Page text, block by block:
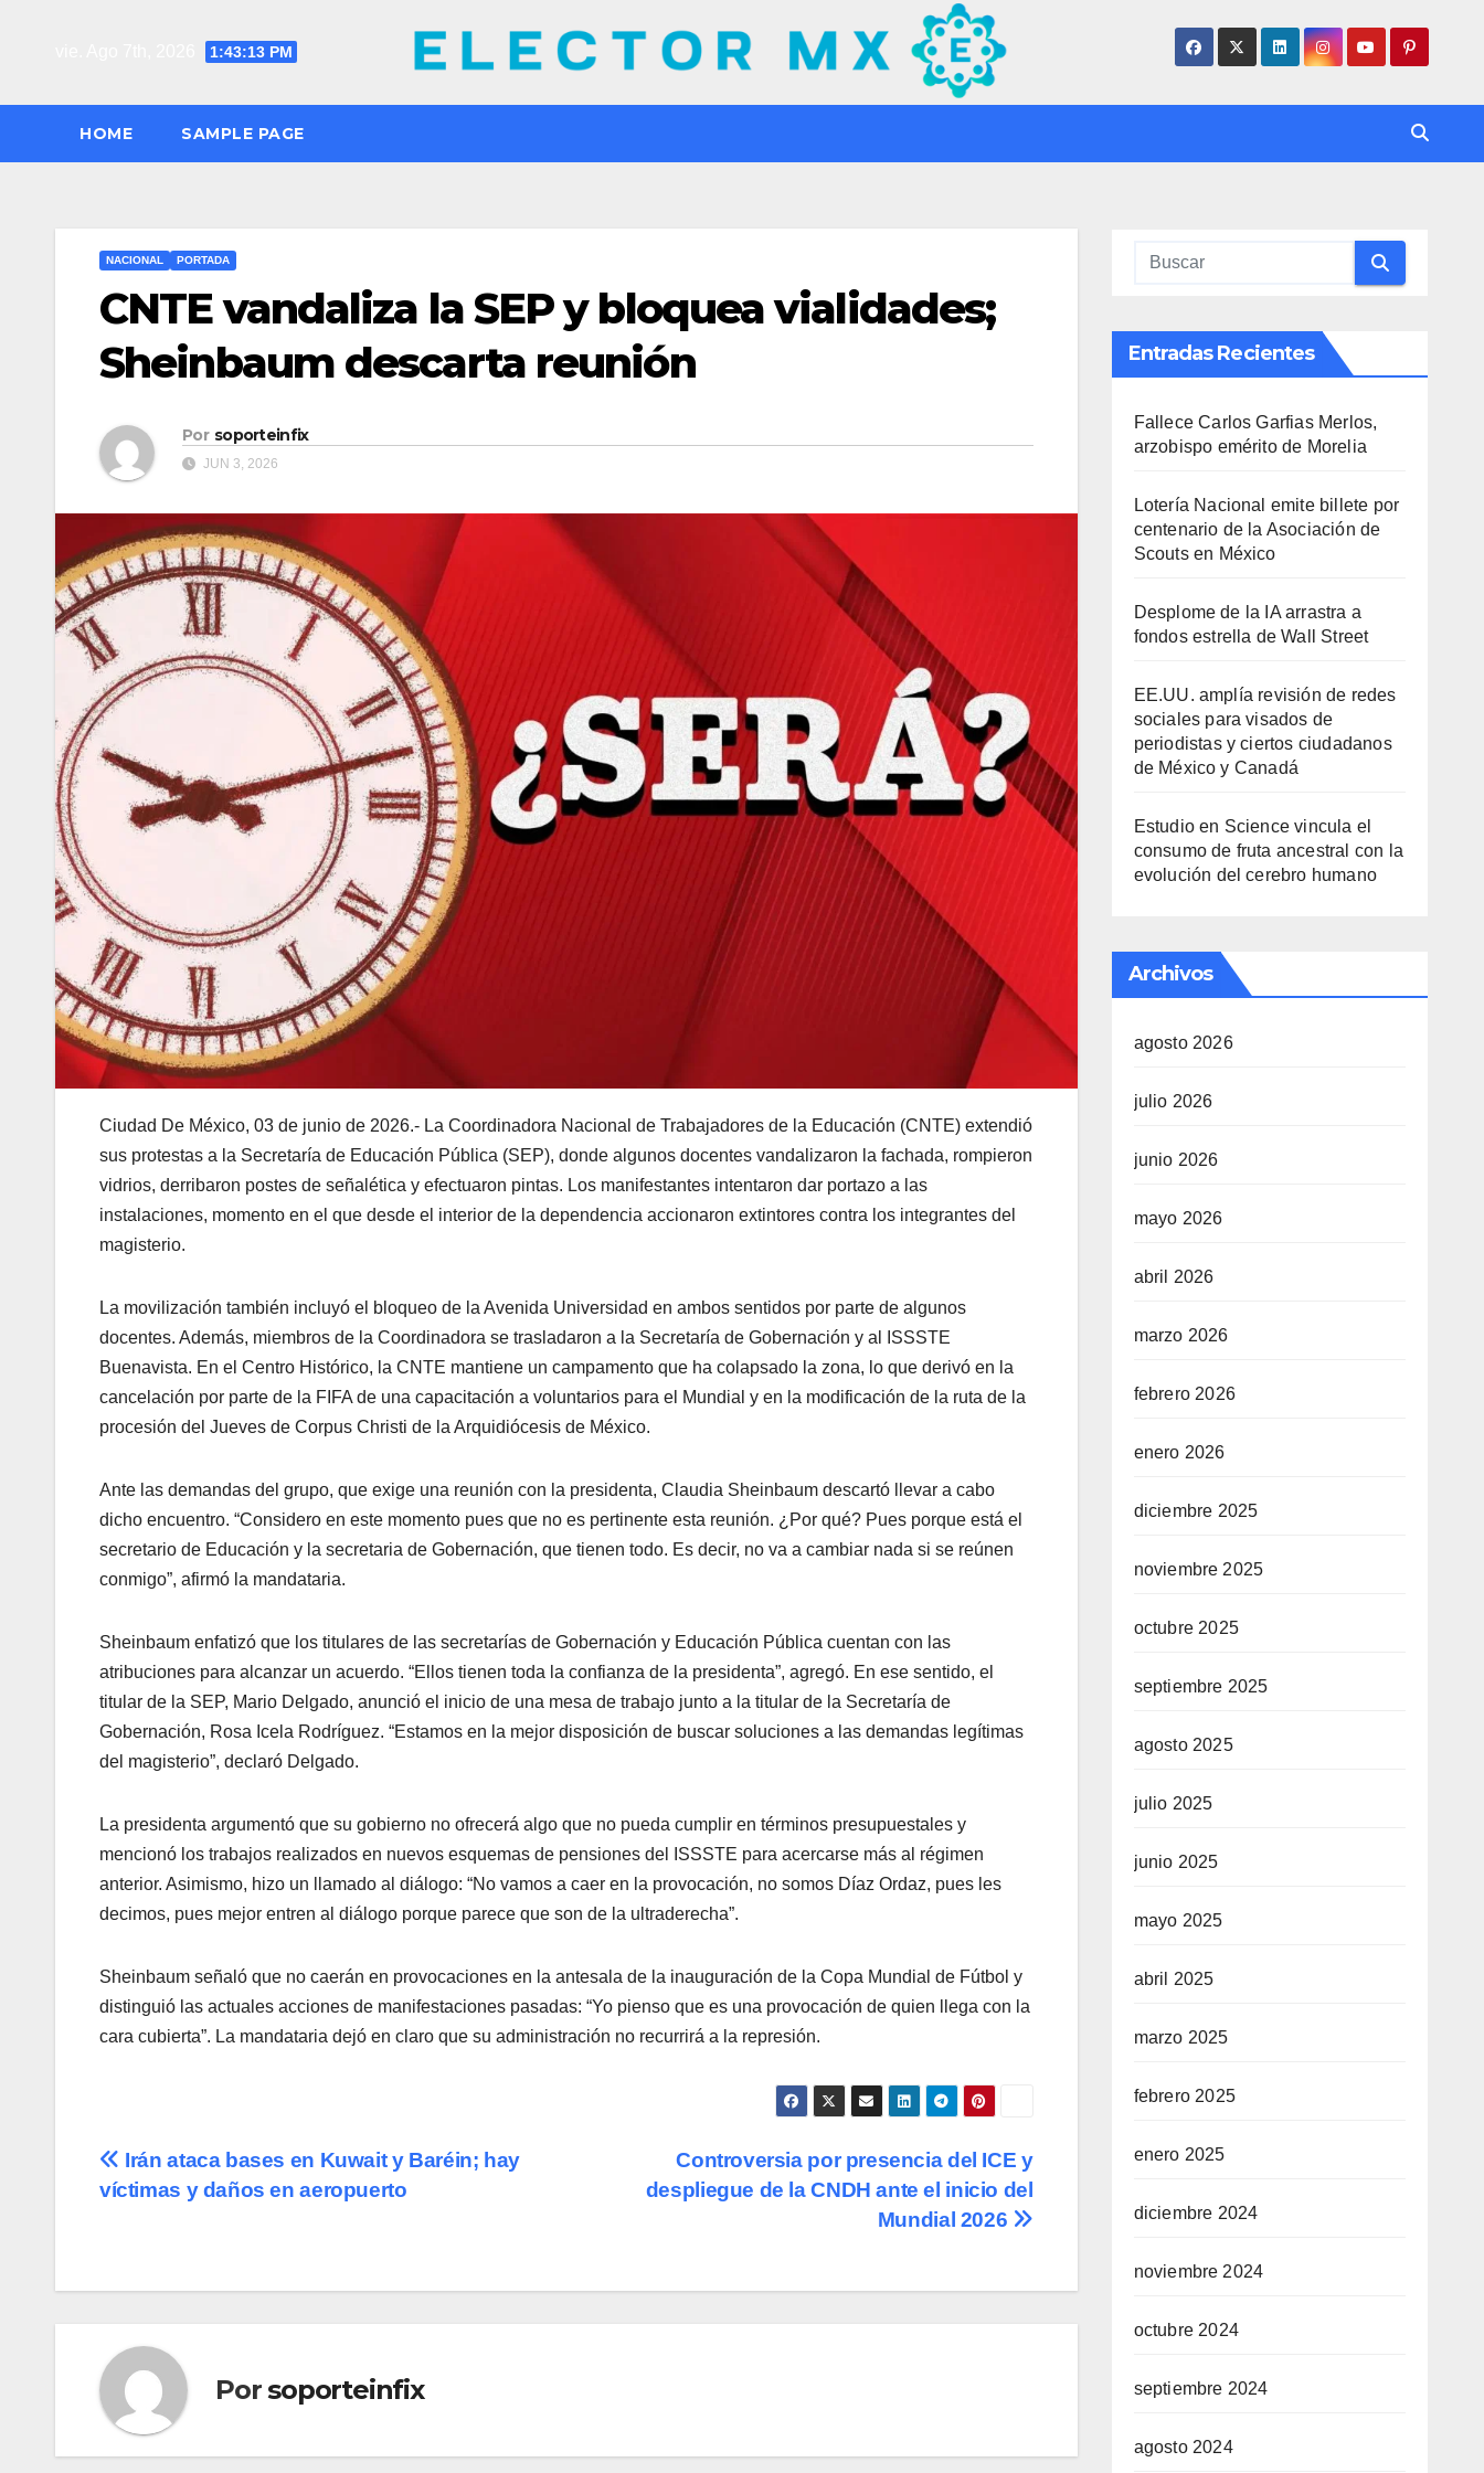
1:43:14 PM
HOME SAMPLE PAGE
NACIONAL PORTADA
CNTE vandaliza la SEP y bloquea vialidades;
Sheinbaum descarta reunión
Por soporteinfix
JUN 3, 2026
Ciudad De México, 03 de junio de 2026.- La Coordinadora Nacional de Trabajadores de la Educación (CNTE) extendió
sus protestas a la Secretaría de Educación Pública (SEP), donde algunos docentes vandalizaron la fachada, rompieron
vidrios, derribaron postes de señalética y efectuaron pintas. Los manifestantes intentaron dar portazo a las
instalaciones, momento en el que desde el interior de la dependencia accionaron extintores contra los integrantes del
magisterio.
La movilización también incluyó el bloqueo de la Avenida Universidad en ambos sentidos por parte de algunos
docentes. Además, miembros de la Coordinadora se trasladaron a la Secretaría de Gobernación y al ISSSTE
Buenavista. En el Centro Histórico, la CNTE mantiene un campamento que ha colapsado la zona, lo que derivó en la
cancelación por parte de la FIFA de una capacitación a voluntarios para el Mundial y en la modificación de la ruta de la
procesión del Jueves de Corpus Christi de la Arquidiócesis de México.
Ante las demandas del grupo, que exige una reunión con la presidenta, Claudia Sheinbaum descartó llevar a cabo
dicho encuentro. “Considero en este momento pues que no es pertinente esta reunión. ¿Por qué? Pues porque está el
secretario de Educación y la secretaria de Gobernación, que tienen todo. Es decir, no va a cambiar nada si se reúnen
conmigo”, afirmó la mandataria.
Sheinbaum enfatizó que los titulares de las secretarías de Gobernación y Educación Pública cuentan con las
atribuciones para alcanzar un acuerdo. “Ellos tienen toda la confianza de la presidenta”, agregó. En ese sentido, el
titular de la SEP, Mario Delgado, anunció el inicio de una mesa de trabajo junto a la titular de la Secretaría de
Gobernación, Rosa Icela Rodríguez. “Estamos en la mejor disposición de buscar soluciones a las demandas legítimas
del magisterio”, declaró Delgado.
La presidenta argumentó que su gobierno no ofrecerá algo que no pueda cumplir en términos presupuestales y
mencionó los trabajos realizados en nuevos esquemas de pensiones del ISSSTE para acercarse más al régimen
anterior. Asimismo, hizo un llamado al diálogo: “No vamos a caer en la provocación, no somos Díaz Ordaz, pues les
decimos, pues mejor entren al diálogo porque parece que son de la ultraderecha”.
Sheinbaum señaló que no caerán en provocaciones en la antesala de la inauguración de la Copa Mundial de Fútbol y
distinguió las actuales acciones de manifestaciones pasadas: “Yo pienso que es una provocación de quien llega con la
cara cubierta”. La mandataria dejó en claro que su administración no recurrirá a la represión.
Navegación
Controversia por presencia del ICE y
despliegue de la CNDH ante el inicio del
Mundial 2026
Irán ataca bases en Kuwait y Baréin; hay
víctimas y daños en aeropuerto
Porsoporteinfix
Entradas Recientes
Fallece Carlos Garfias Merlos,
arzobispo emérito de Morelia
Lotería Nacional emite billete por
centenario de la Asociación de
Scouts en México
Desplome de la IA arrastra a
fondos estrella de Wall Street
EE.UU. amplía revisión de redes
sociales para visados de
periodistas y ciertos ciudadanos
de México y Canadá
Estudio en Science vincula el
consumo de fruta ancestral con la
evolución del cerebro humano
Archivos
agosto 2026
julio 2026
junio 2026
mayo 2026
abril 2026
marzo 2026
febrero 2026
enero 2026
diciembre 2025
noviembre 2025
octubre 2025
septiembre 2025
agosto 2025
julio 2025
junio 2025
mayo 2025
abril 2025
marzo 2025
febrero 2025
enero 2025
diciembre 2024
noviembre 2024
octubre 2024
septiembre 2024
agosto 2024